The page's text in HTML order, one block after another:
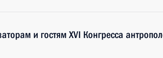
и гостям XVI Конгресса